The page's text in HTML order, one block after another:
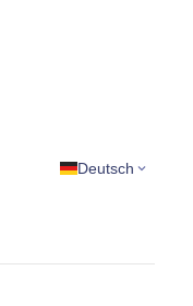
Deutsch